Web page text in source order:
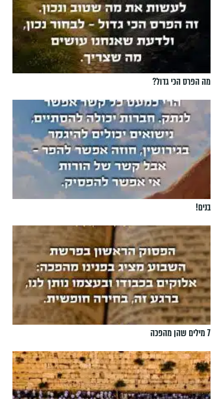
מה הפרס הכי גדול?
בנים!
7 מילים שהן מהפכה